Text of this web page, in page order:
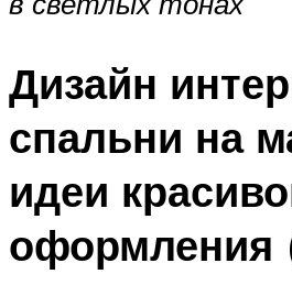
Дизайн
спальни на
идеи
оформления